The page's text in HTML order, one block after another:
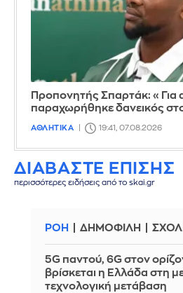
Προπονητής Σπαρτάκ: «Για
παραχωρήθηκε δανεικός
ΑΘΛΗΤΙΚΑ 19:41, 07.08.2026
ΔΙΑΒΑΣΤΕ ΕΠΙΣΗΣ
περισσότερες ειδήσεις από το skai.gr
ΡΟΗ ΔΗΜΟΦΙΛΗ
5G παντού, 6G στον
βρίσκεται η Ελλάδα στη
τεχνολογική μετάβαση